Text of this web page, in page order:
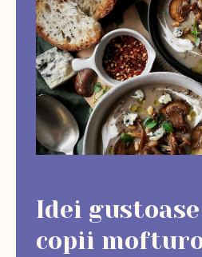
Idei
copii